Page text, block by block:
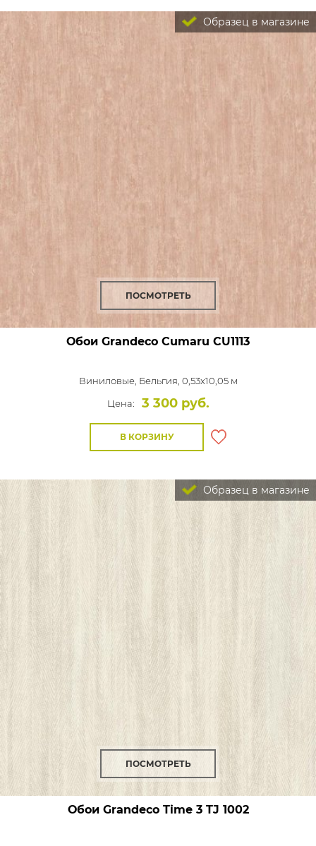
Образец в магазине
ПОСМОТРЕТЬ
Обои Grandeco Cumaru CU1113
Виниловые, Бельгия, 0,53x10,05 м
Цена:
3 300 руб.
В КОРЗИНУ
Образец в магазине
ПОСМОТРЕТЬ
Обои Grandeco Time 3TJ 1002